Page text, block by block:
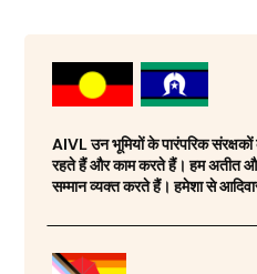
AIVL उन भूमियों के पारंपरिक
रहते हैं और काम करते हैं। हम अतीत और
सम्मान व्यक्त करते हैं। हमेशा से